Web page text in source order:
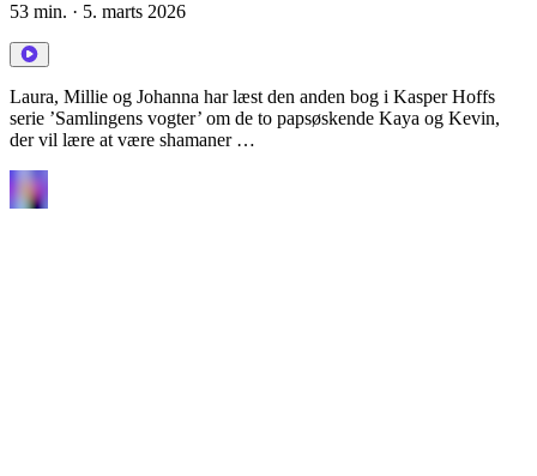
53 min. · 5. marts 2026
Laura, Millie og Johanna har læst den anden bog i Kasper Hoffs
serie ’Samlingens vogter’ om de to papsøskende Kaya og Kevin,
der vil lære at være shamaner …